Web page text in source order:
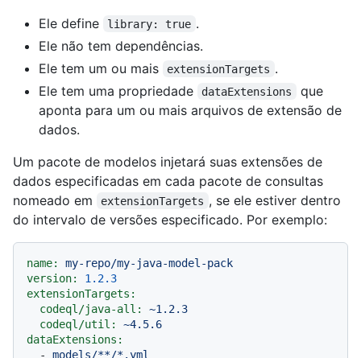
Ele define
library: true .
Ele não tem dependências.
Ele tem um ou mais
extensionTargets .
Ele tem uma propriedade
dataExtensions
que
aponta para um ou mais arquivos de extensão de
dados.
Um pacote de modelos injetará suas extensões de
dados especificadas em cada pacote de consultas
nomeado em
extensionTargets , se ele estiver dentro
do intervalo de versões especificado. Por exemplo:
name:
my-repo/my-java-model-pack
version:
1.2.3
extensionTargets:
codeql/java-all:
~1.2.3
codeql/util:
~4.5.6
dataExtensions:
-
models/**/*.yml